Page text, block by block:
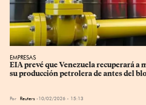
EMPRESAS
EIA prevé que Venezuela recuperará a
su producción petrolera de antes del
Por Reuters 10/02/2026 - 15:13